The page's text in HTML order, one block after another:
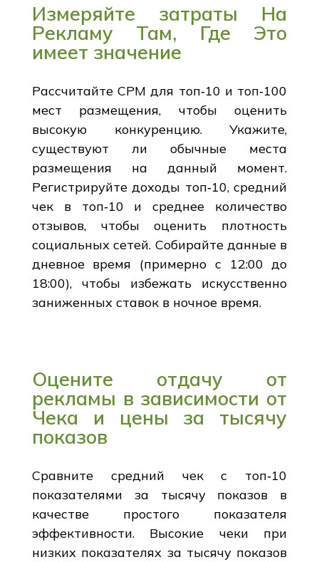
Измеряйте затраты На
Рекламу Там, Где Это
имеет значение
Рассчитайте CPM для топ‑10 и топ‑100
мест размещения, чтобы оценить
высокую конкуренцию. Укажите,
существуют ли обычные места
размещения на данный момент.
Регистрируйте доходы топ‑10, средний
чек в топ‑10 и среднее количество
отзывов, чтобы оценить плотность
социальных сетей. Собирайте данные в
дневное время (примерно с 12:00 до
18:00), чтобы избежать искусственно
заниженных ставок в ночное время.
Оцените отдачу от
рекламы в зависимости от
Чека и цены за тысячу
показов
Сравните средний чек с топ‑10
показателями за тысячу показов в
качестве простого показателя
эффективности. Высокие чеки при
низких показателях за тысячу показов